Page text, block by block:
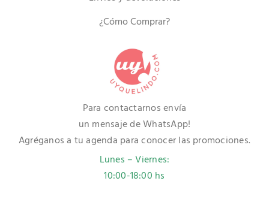
¿Cómo Comprar?
Para contactarnos envía
un mensaje de WhatsApp!
Agréganos a tu agenda para conocer las promociones.
Lunes – Viernes:
10:00-18:00 hs